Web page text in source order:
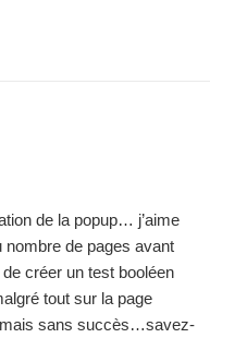
de la popup… j’aime
nombre de pages avant
créer un test booléen
tout sur la page
mais sans succès…savez-